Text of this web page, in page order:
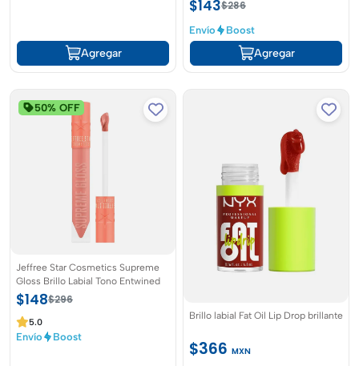
Agregar
$143$286
Envío Boost
Agregar
50% OFF
Jeffree Star Cosmetics Supreme
Gloss Brillo Labial Tono Entwined
$148$296
5.0
Envío Boost
Brillo labial Fat Oil Lip Drop brillante
$366 MXN